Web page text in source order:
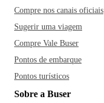
Compre nos canais oficiais
Sugerir uma viagem
Compre Vale Buser
Pontos de embarque
Pontos turísticos
Sobre a Buser